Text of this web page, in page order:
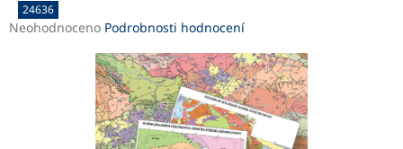
24636
Průměrné
Neohodnoceno Podrobnosti hodnocení